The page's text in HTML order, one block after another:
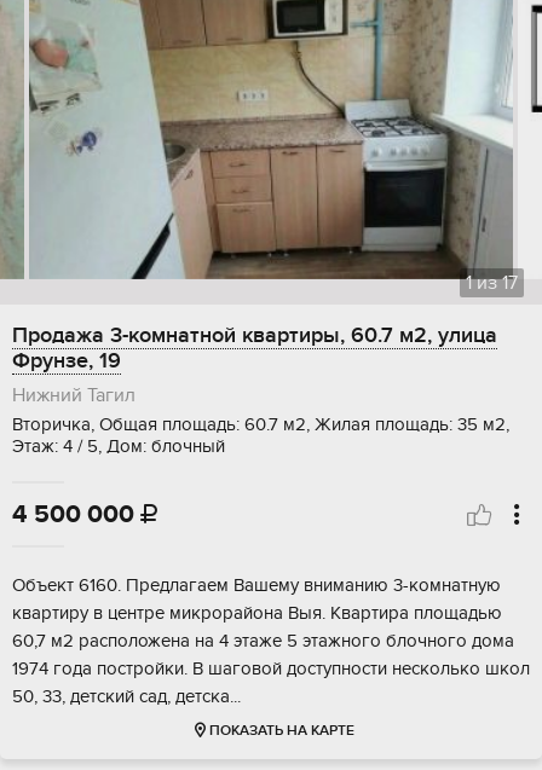
1из17
Продажа 3-комнатной квартиры, 60.7 м2, улица
Фрунзе, 19
Нижний Тагил
Вторичка, Общая площадь: 60.7 м2, Жилая площадь: 35 м2,
Этаж: 4 / 5, Дом: блочный
4 500 000 
Объект 6160. Предлагаем Вашему вниманию 3-комнатную
квартиру в центре микрорайона Выя. Квартира площадью
60,7 м2 расположена на 4 этаже 5 этажного блочного дома
1974 года постройки. В шаговой доступности несколько школ
50, 33, детский сад, детска...
ПОКАЗАТЬ НА КАРТЕ